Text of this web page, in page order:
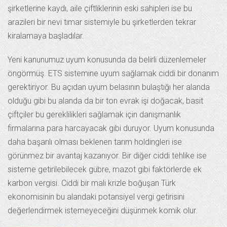
şirketlerine kaydı, aile çiftliklerinin eski sahipleri ise bu
arazileri bir nevi tımar sistemiyle bu şirketlerden tekrar
kiralamaya başladılar.
Yeni kanunumuz uyum konusunda da belirli düzenlemeler
öngörmüş. ETS sistemine uyum sağlamak ciddi bir donanım
gerektiriyor. Bu açıdan uyum belasının bulaştığı her alanda
olduğu gibi bu alanda da bir ton evrak işi doğacak, basit
çiftçiler bu gereklilikleri sağlamak için danışmanlık
firmalarına para harcayacak gibi duruyor. Uyum konusunda
daha başarılı olması beklenen tarım holdingleri ise
görünmez bir avantaj kazanıyor. Bir diğer ciddi tehlike ise
sisteme getirilebilecek gübre, mazot gibi faktörlerde ek
karbon vergisi. Ciddi bir mali krizle boğuşan Türk
ekonomisinin bu alandaki potansiyel vergi getirisini
değerlendirmek istemeyeceğini düşünmek komik olur.